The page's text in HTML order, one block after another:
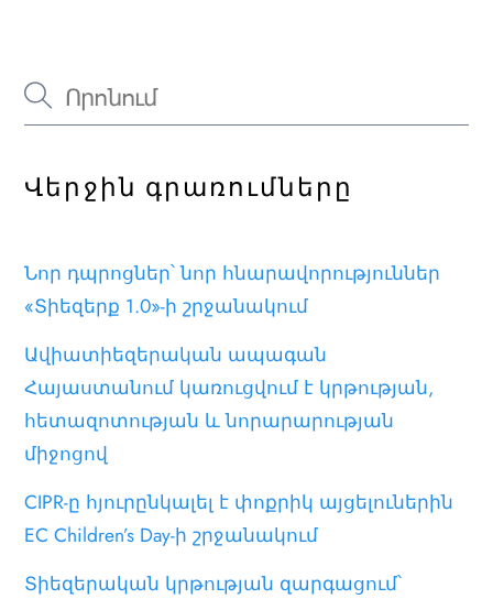
Վերջին գրառումները
Նոր դպրոցներ՝ նոր հնարավորություններ
«Տիեզերք 1.0»-ի շրջանակում
Ավիատիեզերական ապագան
Հայաստանում կառուցվում է կրթության,
հետազոտության և նորարարության
միջոցով
CIPR-ը հյուրընկալել է փոքրիկ այցելուներին
EC Children’s Day-ի շրջանակում
Տիեզերական կրթության զարգացում՝